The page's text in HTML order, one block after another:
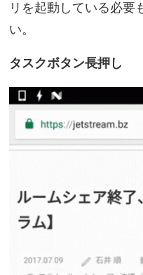
リを起動している必要
い。
タスクボタン長押し